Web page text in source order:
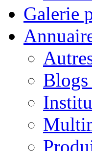
Galerie
Blogs